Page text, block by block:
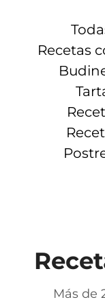
contenidoRecetas
Más de